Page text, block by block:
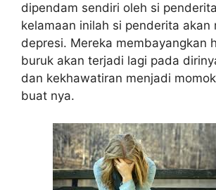
dipendam sendiri oleh si
kelamaan inilah si penderita akan
depresi. Mereka membayangkan
buruk akan terjadi lagi pada
dan kekhawatiran menjadi
buat nya.